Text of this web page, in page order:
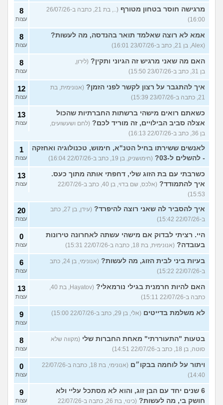
מרגישה חוסר בטחון מטורף
(.., בת 21, כתבה ב-26/07/26
16:00)
8
עצות
אמא לא רוצה שאלמד תואר בהנדסה, מה לעשות?
(Alex, בן 21, כתב ב-23/07/26 16:01)
8
עצות
האם מה שאני מרגיש זה הגיוני ותקין? (לירון,
בן 31, כתב ב-23/07/26 15:50)
8
עצות
איך להתגבר על רצון לקשר לפני הזמן? (אנונימית, בת
21, כתבה ב-23/07/26 15:39)
12
עצות
כשאתם רואים מישהי ברשתות החברתיות שהכול
אצלה סביב הבילויים, זה מוריד לכם? (לחם ושעשועים,
בן 36, כתב ב-22/07/26 16:13)
13
עצות
לאנשים ששירתו בחיל הטנ"א, חימוש, טכנולוגיה ואחזקה
- להשלים ל-03?
(חימושניק, בן 19, כתב ב-22/07/26 16:04)
1
עצות
כשרבתי עם בת הזוג שלי, דחפתי אותה מתוך כעס.
איך להתמודד?
(אלכס, שם בדוי, בן 40, כתב ב-22/07/26
15:53)
13
עצות
איך להסביר לה שאני רוצה להיפרד?
(עידן, בן 27, כתב
ב-22/07/26 15:42)
20
עצות
היי. רציתי לבדוק אם מישהי עשתה לאחרונה טירונות
בעובדה? (אנונימית, בת 18, כתבה ב-22/07/26 15:31)
0
עצות
בעיות ביני לבית הזוג, מה לעשות?
(אנונימי, בן 24, כתב
ב-22/07/26 15:22)
6
עצות
האם להיות חרמנית בגילי נורמאלי?
כתבה ב-22/07/26 15:11)
13
עצות
לא משלמת בדייטים (אלי, בן 29, כתב ב-22/07/26 15:00) 9
עצות
בטעות "התעוררתי" מאחת החברות שלי (מקווה שלא
סוטה, בן 18, כתב ב-22/07/26 14:51)
8
עצות
ויתור על לוחמה בבקו״ם
(אנונימי, בת 18, כתבה ב-22/07/26
14:40)
0
עצות
6 שנים יחד עם הבן זוג, והוא לא מסתכל עליי ולא
חושק בי, מה לעשות?
(כינוי, בת 26, כתבה ב-22/07/26
9
עצות